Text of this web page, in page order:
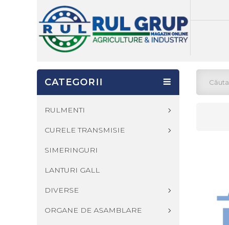
CATEGORII
RULMENTI
CURELE TRANSMISIE
SIMERINGURI
LANTURI GALL
DIVERSE
ORGANE DE ASAMBLARE